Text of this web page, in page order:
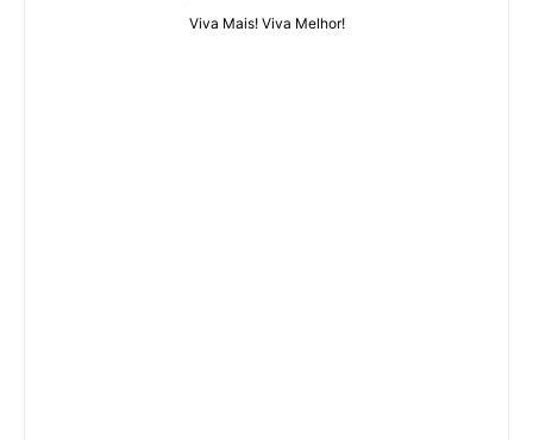
Viva Mais! Viva Melhor!